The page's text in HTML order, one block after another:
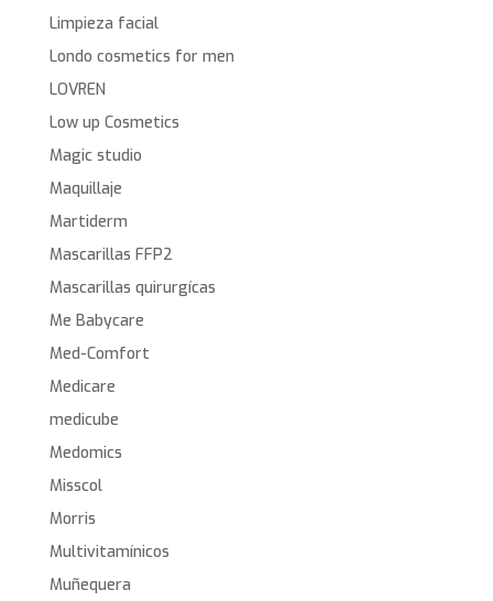
Limpieza facial
Londo cosmetics for men
LOVREN
Low up Cosmetics
Magic studio
Maquillaje
Martiderm
Mascarillas FFP2
Mascarillas quirurgícas
Me Babycare
Med-Comfort
Medicare
medicube
Medomics
Misscol
Morris
Multivitamínicos
Muñequera